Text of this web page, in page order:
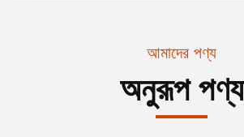
আমাদের পণ্য
অনুরূপ পণ্য